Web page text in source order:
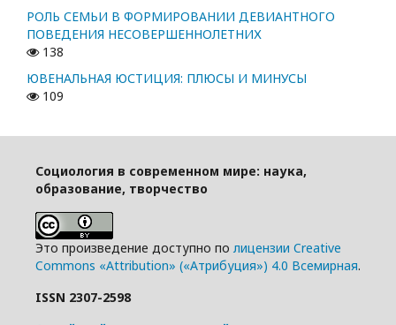
РОЛЬ СЕМЬИ В ФОРМИРОВАНИИ ДЕВИАНТНОГО
ПОВЕДЕНИЯ НЕСОВЕРШЕННОЛЕТНИХ
138
ЮВЕНАЛЬНАЯ ЮСТИЦИЯ: ПЛЮСЫ И МИНУСЫ
109
Социология в современном мире: наука,
образование, творчество
Это произведение доступно по лицензии Creative
Commons «Attribution» («Атрибуция») 4.0 Всемирная.
ISSN 2307-2598